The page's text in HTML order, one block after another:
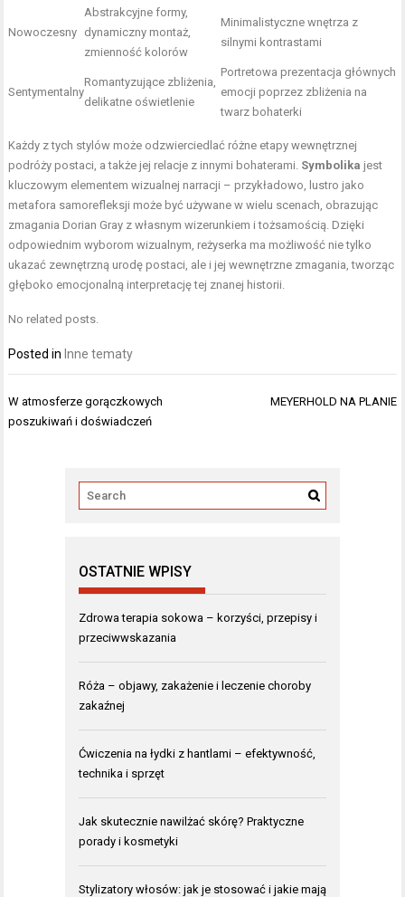
Nowoczesny
Abstrakcyjne formy,
dynamiczny montaż,
zmienność kolorów
Minimalistyczne wnętrza z
silnymi kontrastami
Sentymentalny
Romantyzujące zbliżenia,
delikatne oświetlenie
Portretowa prezentacja głównych
emocji poprzez zbliżenia na
twarz bohaterki
Każdy z tych stylów może odzwierciedlać różne etapy wewnętrznej
podróży postaci, a także jej relacje z innymi bohaterami. Symbolika jest
kluczowym elementem wizualnej narracji – przykładowo, lustro jako
metafora samorefleksji może być używane w wielu scenach, obrazując
zmagania Dorian Gray z własnym wizerunkiem i tożsamością. Dzięki
odpowiednim wyborom wizualnym, reżyserka ma możliwość nie tylko
ukazać zewnętrzną urodę postaci, ale i jej wewnętrzne zmagania, tworząc
głęboko emocjonalną interpretację tej znanej historii.
No related posts.
Posted in Inne tematy
Nawigacja
wpisu
W atmosferze gorączkowych
poszukiwań i doświadczeń
MEYERHOLD NA PLANIE
OSTATNIE WPISY
Zdrowa terapia sokowa – korzyści, przepisy i
przeciwwskazania
Róża – objawy, zakażenie i leczenie choroby
zakaźnej
Ćwiczenia na łydki z hantlami – efektywność,
technika i sprzęt
Jak skutecznie nawilżać skórę? Praktyczne
porady i kosmetyki
Stylizatory włosów: jak je stosować i jakie mają